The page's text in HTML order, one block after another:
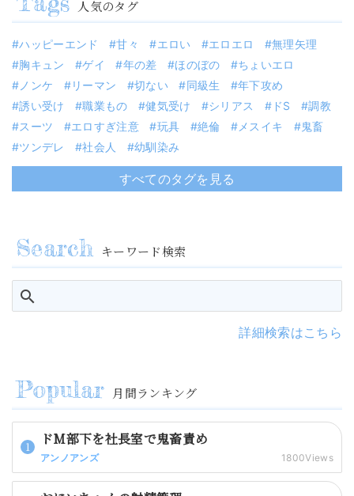
人気のタグ
ハッピーエンド 甘々 エロい エロエロ
無理矢理
胸キュン
ゲイ 年の差 ほのぼの
ちょいエロ
ノンケ
リーマン 切ない 同級生
年下攻め
誘い受け
職業もの 健気受け シリアス ドS
調教
スーツ
エロすぎ注意 玩具 絶倫 メスイキ
鬼畜
ツンデレ
社会人 幼馴染み
すべてのタグを見る
キーワード検索
詳細検索はこちら
月間ランキング
ドM部下を社長室で鬼畜責め
アンノアンズ 1800Views